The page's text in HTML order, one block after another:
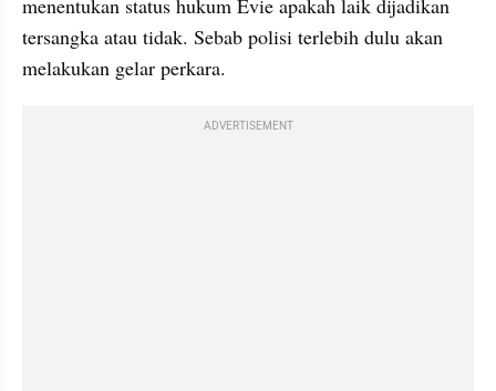
menentukan status hukum Evie apakah laik dijadikan
tersangka atau tidak. Sebab polisi terlebih dulu akan
melakukan gelar perkara.
ADVERTISEMENT